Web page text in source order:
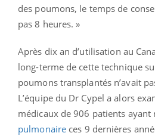
des poumons, le temps de
pas 8 heures. »
Après dix an d’utilisation au
long-terme de cette technique
poumons transplantés n’avait
L’équipe du Dr Cypel a alors
médicaux de 906 patients ayant
pulmonaire ces 9 dernières